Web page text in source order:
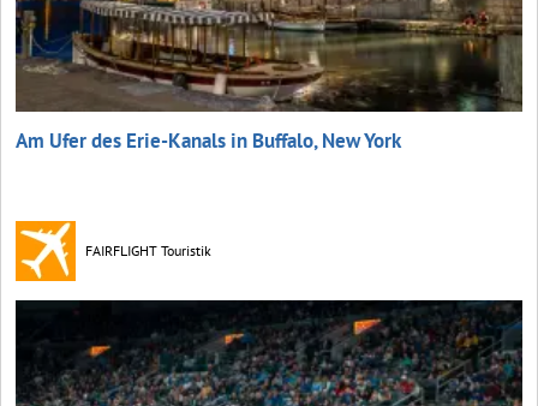
Am Ufer des Erie-Kanals in Buffalo, New York
FAIRFLIGHT Touristik